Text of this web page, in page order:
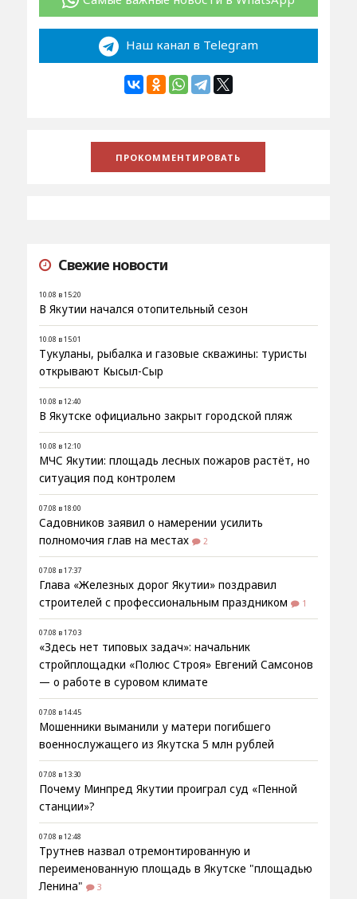
Наш канал в Telegram
Свежие новости
10.08 в 15:20
В Якутии начался отопительный сезон
10.08 в 15:01
Тукуланы, рыбалка и газовые скважины: туристы
открывают Кысыл-Сыр
10.08 в 12:40
В Якутске официально закрыт городской пляж
10.08 в 12:10
МЧС Якутии: площадь лесных пожаров растёт, но
ситуация под контролем
07.08 в 18:00
Садовников заявил о намерении усилить
полномочия глав на местах
2
07.08 в 17:37
Глава «Железных дорог Якутии» поздравил
строителей с профессиональным праздником
1
07.08 в 17:03
«Здесь нет типовых задач»: начальник
стройплощадки «Полюс Строя» Евгений Самсонов
— о работе в суровом климате
07.08 в 14:45
Мошенники выманили у матери погибшего
военнослужащего из Якутска 5 млн рублей
07.08 в 13:30
Почему Минпред Якутии проиграл суд «Пенной
станции»?
07.08 в 12:48
Трутнев назвал отремонтированную и
переименованную площадь в Якутске "площадью
Ленина"
3